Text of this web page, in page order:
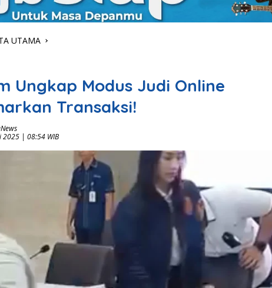
UTAMA
Ungkap Modus Judi Online
Transaksi!
2025 | 08:54 WIB